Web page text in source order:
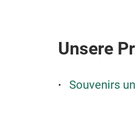
Unsere
Souvenirs